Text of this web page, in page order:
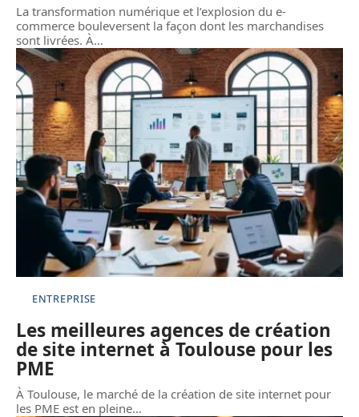
La transformation numérique et l’explosion du e-
commerce bouleversent la façon dont les marchandises
sont livrées. À…
ENTREPRISE
Les meilleures agences de création
de site internet à Toulouse pour les
PME
À Toulouse, le marché de la création de site internet pour
les PME est en pleine…